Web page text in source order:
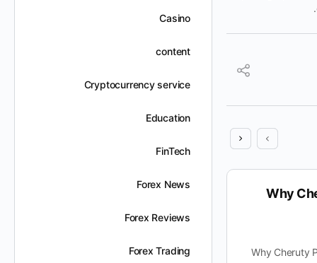
.
Why
Why Cheruty
How Beyond Breeze Perfects
Every Product
How Beyond Breeze Perfects Every
Casino
content
Cryptocurrency service
Education
FinTech
Forex News
Forex Reviews
Forex Trading